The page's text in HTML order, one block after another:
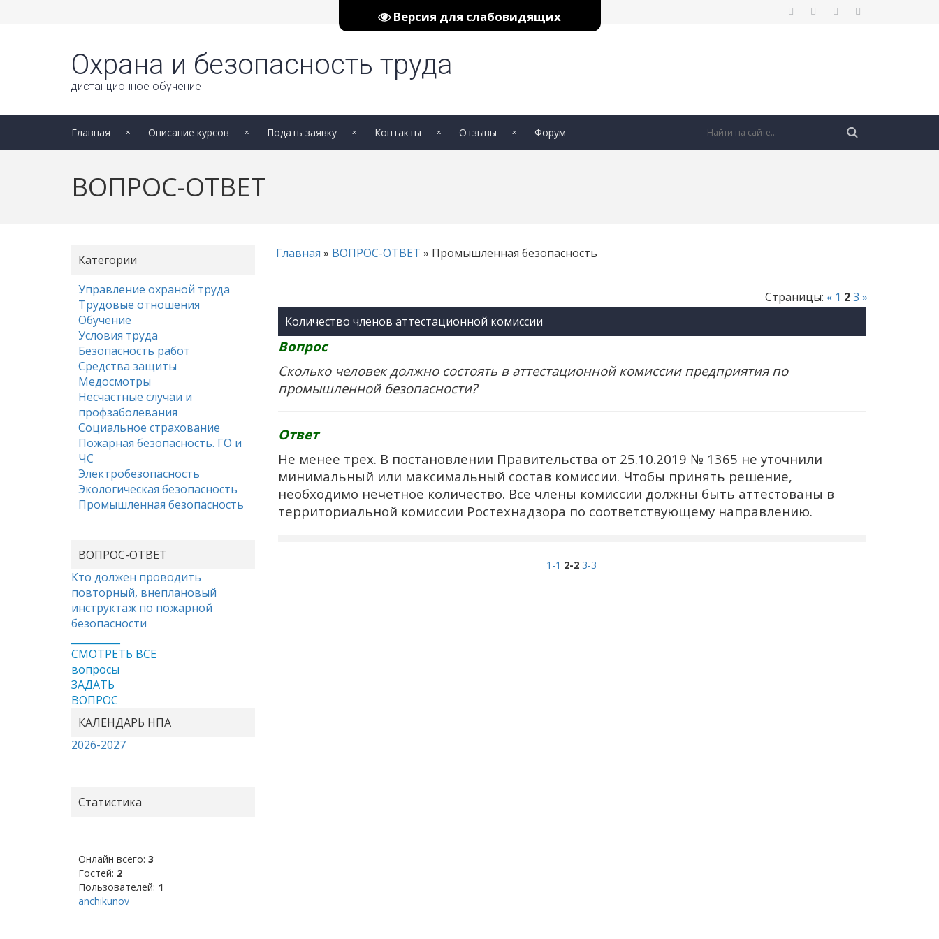
Версия для слабовидящих
Охрана и безопасность труда
дистанционное обучение
Главная Описание курсов Подать заявку Контакты Отзывы Форум
ВОПРОС-ОТВЕТ
Категории
Управление охраной труда
Трудовые отношения
Обучение
Условия труда
Безопасность работ
Средства защиты
Медосмотры
Несчастные случаи и
профзаболевания
Социальное страхование
Пожарная безопасность. ГО и
ЧС
Электробезопасность
Экологическая безопасность
Промышленная безопасность
ВОПРОС-ОТВЕТ
Кто должен проводить
повторный, внеплановый
инструктаж по пожарной
безопасности
СМОТРЕТЬ ВСЕ
вопросы
ЗАДАТЬ
ВОПРОС
КАЛЕНДАРЬ НПА
2026-2027
Статистика
Онлайн всего: 3
Гостей: 2
Пользователей: 1
anchikunov
Главная » ВОПРОС-ОТВЕТ » Промышленная безопасность
Страницы: « 1 2 3 »
Количество членов аттестационной комиссии
Вопрос
Сколько человек должно состоять в аттестационной комиссии предприятия по
промышленной безопасности?
Ответ
Не менее трех. В постановлении Правительства от 25.10.2019 № 1365 не уточнили
минимальный или максимальный состав комиссии. Чтобы принять решение,
необходимо нечетное количество. Все члены комиссии должны быть аттестованы в
территориальной комиссии Ростехнадзора по соответствующему направлению.
1-1 2-2 3-3